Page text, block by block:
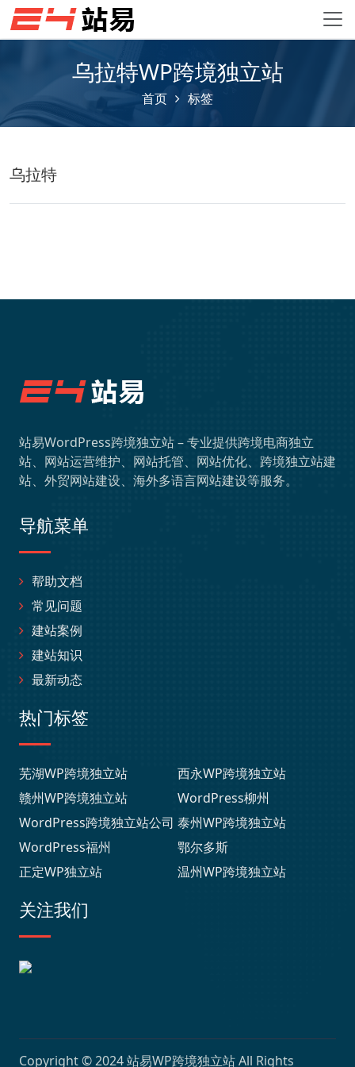
乌拉特WP跨境独立站
首页 标签
乌拉特
站易WordPress跨境独立站 – 专业提供跨境电商独立
站、网站运营维护、网站托管、网站优化、跨境独立站建
站、外贸网站建设、海外多语言网站建设等服务。
导航菜单
帮助文档
常见问题
建站案例
建站知识
最新动态
热门标签
芜湖WP跨境独立站
西永WP跨境独立站
赣州WP跨境独立站
WordPress柳州
WordPress跨境独立站公司 泰州WP跨境独立站
WordPress福州
鄂尔多斯
正定WP独立站
温州WP跨境独立站
关注我们
Copyright © 2024站易WP跨境独立站All Rights